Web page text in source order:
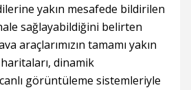
yakın mesafede bildirilen
sağlayabildiğini belirten
araçlarımızın tamamı yakın
dinamik
görüntüleme sistemleriyle